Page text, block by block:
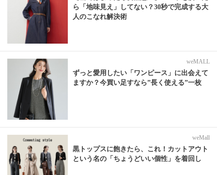
ら「地味見え」してない？30秒で完成する大
人のこなれ解決術
weMALL
ずっと愛用したい「ワンピース」に出会えて
ますか？今買い足すなら”長く使える”一枚
weMall
黒トップスに飽きたら、これ！カットアウト
という名の「ちょうどいい個性」を着回し